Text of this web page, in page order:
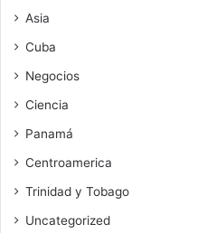
Asia
Cuba
Negocios
Ciencia
Panamá
Centroamerica
Trinidad y Tobago
Uncategorized